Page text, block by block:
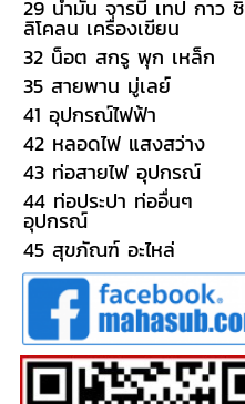
29 น้ำมัน จารบี เทป กาว ซิ
ลิโคลน เครื่องเขียน
32 น็อต สกรู พุก เหล็ก
35 สายพาน มู่เลย์
41 อุปกรณ์ไฟฟ้า
42 หลอดไฟ แสงสว่าง
43 ท่อสายไฟ อุปกรณ์
44 ท่อประปา ท่ออื่นๆ
อุปกรณ์
45 สุขภัณฑ์ อะไหล่